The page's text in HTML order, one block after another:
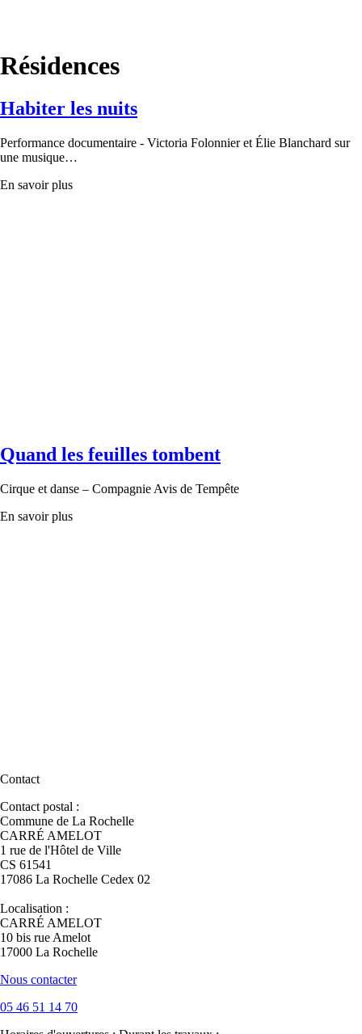
Résidences
Habiter les nuits
Performance documentaire - Victoria Folonnier et Élie Blanchard sur
une musique…
En savoir plus
Quand les feuilles tombent
Cirque et danse – Compagnie Avis de Tempête
En savoir plus
Contact
Contact postal :
Commune de La Rochelle
CARRÉ AMELOT
1 rue de l'Hôtel de Ville
CS 61541
17086 La Rochelle Cedex 02
Localisation :
CARRÉ AMELOT
10 bis rue Amelot
17000 La Rochelle
Nous contacter
05 46 51 14 70